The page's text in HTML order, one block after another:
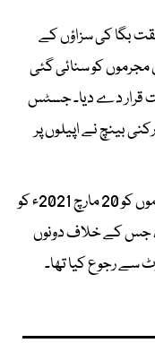
بگا کی سزاؤں کے
مجرموں کو سنائی گئی
قرار دے دیا۔ جسٹس
بینچ نے اپیلوں پر
انسدادِ دہشت گردی عدالت نے دونوں مجرموں کو 20 مارچ 2021ء کو
جس کے خلاف دونوں